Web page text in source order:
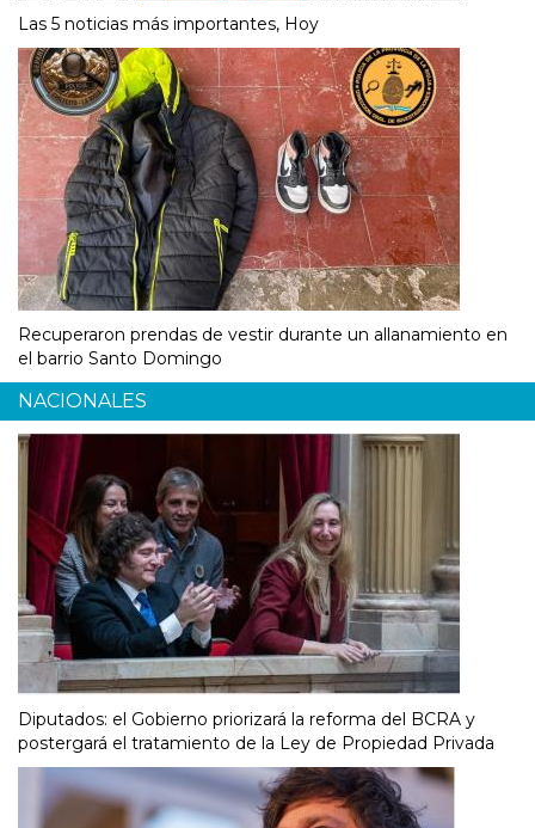
Las 5 noticias más importantes, Hoy
Recuperaron prendas de vestir durante un allanamiento en
el barrio Santo Domingo
NACIONALES
Diputados: el Gobierno priorizará la reforma del BCRA y
postergará el tratamiento de la Ley de Propiedad Privada